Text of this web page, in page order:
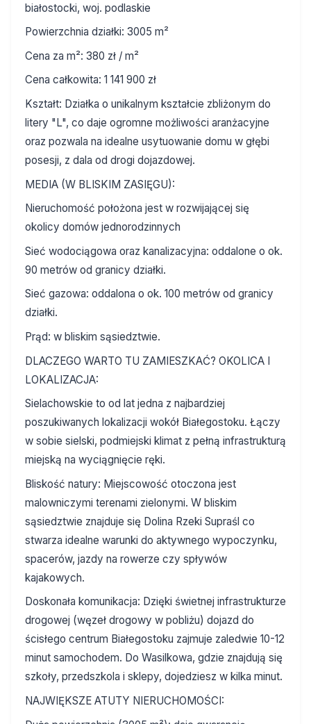
białostocki, woj. podlaskie
Powierzchnia działki: 3005 m²
Cena za m²: 380 zł / m²
Cena całkowita: 1 141 900 zł
Kształt: Działka o unikalnym kształcie zbliżonym do
litery "L", co daje ogromne możliwości aranżacyjne
oraz pozwala na idealne usytuowanie domu w głębi
posesji, z dala od drogi dojazdowej.
MEDIA (W BLISKIM ZASIĘGU):
Nieruchomość położona jest w rozwijającej się
okolicy domów jednorodzinnych
Sieć wodociągowa oraz kanalizacyjna: oddalone o ok.
90 metrów od granicy działki.
Sieć gazowa: oddalona o ok. 100 metrów od granicy
działki.
Prąd: w bliskim sąsiedztwie.
DLACZEGO WARTO TU ZAMIESZKAĆ? OKOLICA I
LOKALIZACJA:
Sielachowskie to od lat jedna z najbardziej
poszukiwanych lokalizacji wokół Białegostoku. Łączy
w sobie sielski, podmiejski klimat z pełną infrastrukturą
miejską na wyciągnięcie ręki.
Bliskość natury: Miejscowość otoczona jest
malowniczymi terenami zielonymi. W bliskim
sąsiedztwie znajduje się Dolina Rzeki Supraśl co
stwarza idealne warunki do aktywnego wypoczynku,
spacerów, jazdy na rowerze czy spływów
kajakowych.
Doskonała komunikacja: Dzięki świetnej infrastrukturze
drogowej (węzeł drogowy w pobliżu) dojazd do
ścisłego centrum Białegostoku zajmuje zaledwie 10-12
minut samochodem. Do Wasilkowa, gdzie znajdują się
szkoły, przedszkola i sklepy, dojedziesz w kilka minut.
NAJWIĘKSZE ATUTY NIERUCHOMOŚCI: